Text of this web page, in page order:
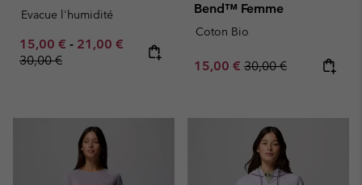
Evacue l'humidité
Minimum sale price:
15,00 € - Maximum sale price:
21,00 € Regular price:
30,00 €
Bend™ Femme
Coton Bio
Sale price:
15,00 € Regular price:
30,00 €